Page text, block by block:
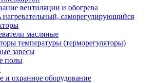
вентиляции и обогрева
нагревательный, саморегулирующийся
масляные
температуры (терморегуляторы)
завесы
полы
и охранное оборудование